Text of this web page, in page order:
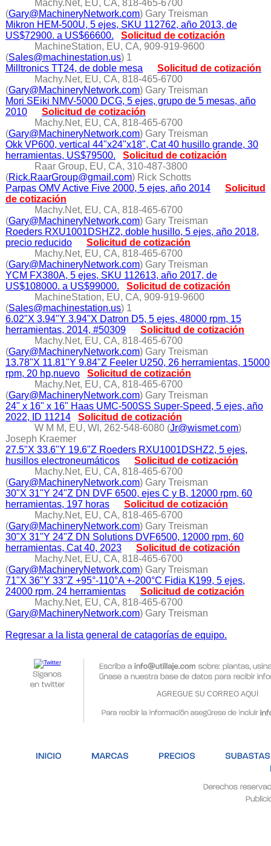
Machy.Net, EU, CA, 818-465-6700
(Gary@MachineryNetwork.com) Gary Treisman
Mikron HEM-500U, 5 ejes, SKU 112762, año 2013, de
US$72900. a US$66600.
Solicitud de cotización
MachineStation, EU, CA, 909-919-9600
(Sales@machinestation.us) 1
Milltronics TT24, de doble mesa
Solicitud de cotización
Machy.Net, EU, CA, 818-465-6700
(Gary@MachineryNetwork.com) Gary Treisman
Mori SEiki NMV-5000 DCG, 5 ejes, grupo de 5 mesas, año
2010
Solicitud de cotización
Machy.Net, EU, CA, 818-465-6700
(Gary@MachineryNetwork.com) Gary Treisman
Okk VP600, vertical 44"x24"x18", Cat 40 husillo grande, 30
herramientas, US$79500.
Solicitud de cotización
Raar Group, EU, CA, 310-487-3800
(Rick.RaarGroup@gmail.com) Rick Schotts
Parpas OMV Active Five 2000, 5 ejes, año 2014
Solicitud
de cotización
Machy.Net, EU, CA, 818-465-6700
(Gary@MachineryNetwork.com) Gary Treisman
Roeders RXU1001DSHZ2, doble husillo, 5 ejes, año 2018,
precio reducido
Solicitud de cotización
Machy.Net, EU, CA, 818-465-6700
(Gary@MachineryNetwork.com) Gary Treisman
YCM FX380A, 5 ejes, SKU 112613, año 2017, de
US$108000. a US$99000.
Solicitud de cotización
MachineStation, EU, CA, 909-919-9600
(Sales@machinestation.us) 1
6.02"X 3.94"Y 3.94"X Datron D5, 5 ejes, 48000 rpm, 15
herramientas, 2014, #50309
Solicitud de cotización
Machy.Net, EU, CA, 818-465-6700
(Gary@MachineryNetwork.com) Gary Treisman
13.78"X 11.81"Y 9.84"Z Feeler U250, 26 herramientas, 15000
rpm, 20 hp,nuevo
Solicitud de cotización
Machy.Net, EU, CA, 818-465-6700
(Gary@MachineryNetwork.com) Gary Treisman
24" x 16" x 16" Haas UMC-500SS Super-Speed, 5 ejes, año
2022, ID 11214
Solicitud de cotización
W M M, EU, WI, 262-548-6080 (Jr@wismet.com)
Joseph Kraemer
27.5"X 33.6"Y 19.6"Z Roeders RXU1001DSHZ2, 5 ejes,
husillos electroneumáticos
Solicitud de cotización
Machy.Net, EU, CA, 818-465-6700
(Gary@MachineryNetwork.com) Gary Treisman
30"X 31"Y 24"Z DN DVF 6500, ejes C y B, 12000 rpm, 60
herramientas, 197 horas
Solicitud de cotización
Machy.Net, EU, CA, 818-465-6700
(Gary@MachineryNetwork.com) Gary Treisman
30"X 31"Y 24"Z DN Solutions DVF6500, 12000 rpm, 60
herramientas, Cat 40, 2023
Solicitud de cotización
Machy.Net, EU, CA, 818-465-6700
(Gary@MachineryNetwork.com) Gary Treisman
71"X 36"Y 33"Z +95°-110°A +-200°C Fidia K199, 5 ejes,
24000 rpm, 24 herramientas
Solicitud de cotización
Machy.Net, EU, CA, 818-465-6700
(Gary@MachineryNetwork.com) Gary Treisman
Regresar a la lista general de catagorías de equipo.